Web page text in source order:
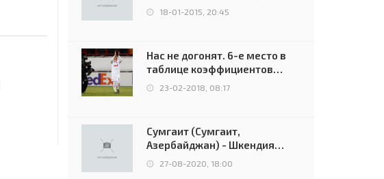
uefa.ru
18-01-2015, 20:45
Нас не догонят. 6-е место в
таблице коэффициентов
УЕФА остаётся за Россией
23-02-2018, 08:17
Сумгаит (Сумгаит,
Азербайджан) - Шкендия
(Тетово, Северная
Македония) - 0:2 (0:0)
27-08-2020, 18:00